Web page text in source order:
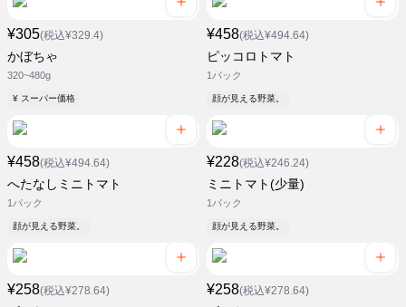
¥305(税込¥329.4)
かぼちゃ
320~480g
¥ スーパー価格
¥458(税込¥494.64)
ピッコロトマト
1パック
顔が見える野菜。
¥458(税込¥494.64)
へたなしミニトマト
1パック
顔が見える野菜。
¥228(税込¥246.24)
ミニトマト(少量)
1パック
顔が見える野菜。
¥258(税込¥278.64) ¥258(税込¥278.64)